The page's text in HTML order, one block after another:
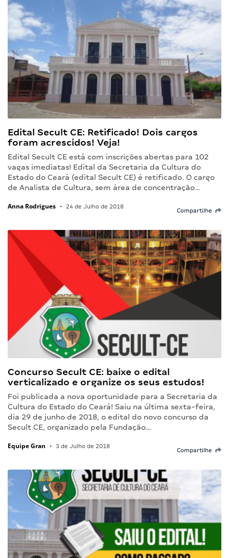
Edital Secult CE: Retificado! Dois cargos
foram acrescidos! Veja!
Edital Secult CE está com inscrições abertas para 102
vagas imediatas! Edital da Secretaria da Cultura do
Estado do Ceará (edital Secult CE) é retificado. O cargo
de Analista de Cultura, sem área de concentração…
Anna Rodrigues • 24 de Julho de 2018
Compartilhe
Concurso Secult CE: baixe o edital
verticalizado e organize os seus estudos!
Foi publicada a nova oportunidade para a Secretaria da
Cultura do Estado do Ceará! Saiu na última sexta-feira,
dia 29 de junho de 2018, o edital do novo concurso da
Secult CE, organizado pela Fundação…
Equipe Gran • 3 de Julho de 2018
Compartilhe